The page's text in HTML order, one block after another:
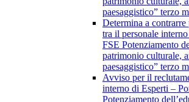
paesaggistico” terzo
Determina a
tra il personale
FSE Potenziamento
patrimonio culturale,
paesaggistico” terzo
Avviso per il
interno di Esperti –
Potenziamento